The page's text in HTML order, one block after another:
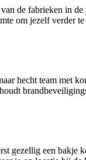
de fabrieken in
om jezelf verder
hecht team met
gezellig een bakje